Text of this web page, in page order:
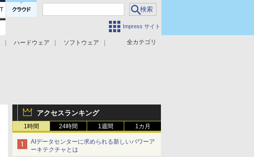
Impress サイト
全カテゴリ
ハードウェア
ソフトウェア
アクセスランキング
1時間 24時間 1週間 1カ月
AIデータセンターに求められる新しいパワーア
ーキテクチャとは